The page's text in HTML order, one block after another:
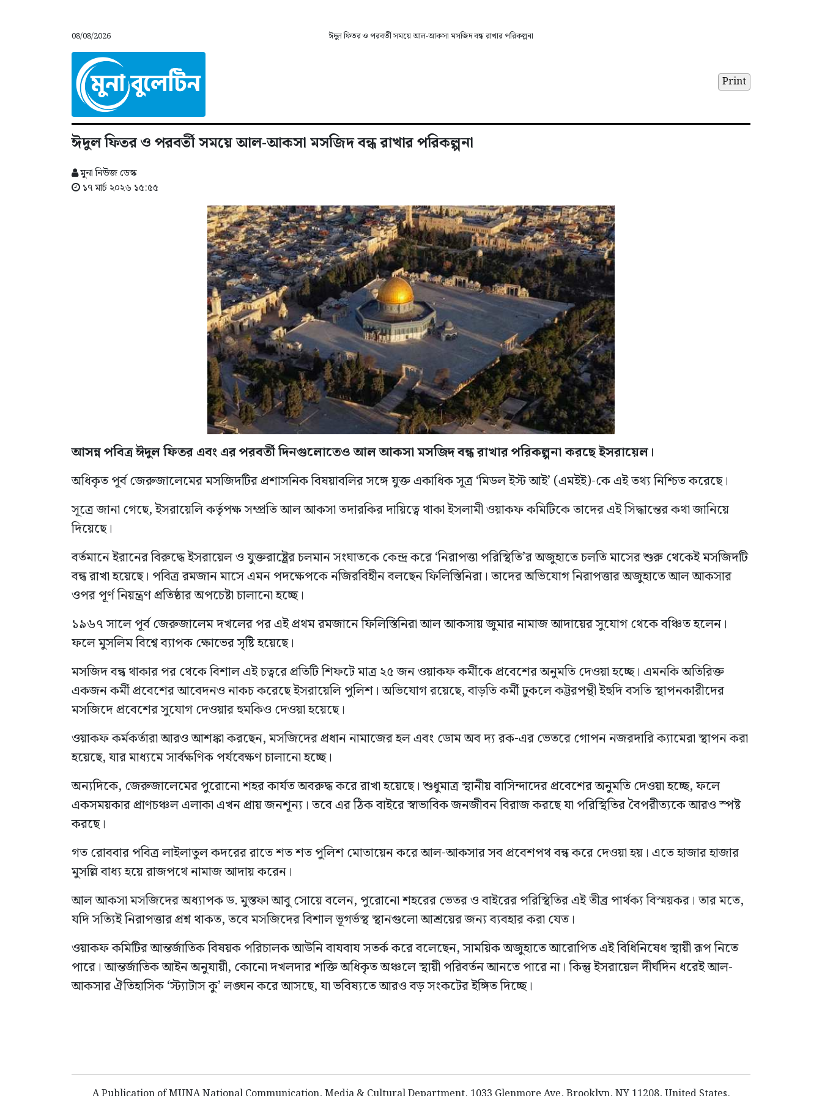
08/08/2026 ঈদুল ফিতর ও পরবর্তী সময়ে আল-আকসা মসজিদ বন্ধ রাখার পরিকল্পনা
Print
ঈদুল ফিতর ও পরবর্তী সময়ে আল-আকসা মসজিদ বন্ধ রাখার পরিকল্পনা
মুনা নিউজ ডেস্ক
১৭ মার্চ ২০২৬ ১৫:৫৫
আসন্ন পবিত্র ঈদুল ফিতর এবং এর পরবর্তী দিনগুলোতেও আল আকসা মসজিদ বন্ধ রাখার পরিকল্পনা করছে ইসরায়েল।
অধিকৃত পূর্ব জেরুজালেমের মসজিদটির প্রশাসনিক বিষয়াবলির সঙ্গে যুক্ত একাধিক সূত্র ‘মিডল ইস্ট আই’ (এমইই)-কে এই তথ্য নিশ্চিত করেছে।
সূত্রে জানা গেছে, ইসরায়েলি কর্তৃপক্ষ সম্প্রতি আল আকসা তদারকির দায়িত্বে থাকা ইসলামী ওয়াকফ কমিটিকে তাদের এই সিদ্ধান্তের কথা জানিয়ে
দিয়েছে।
বর্তমানে ইরানের বিরুদ্ধে ইসরায়েল ও যুক্তরাষ্ট্রের চলমান সংঘাতকে কেন্দ্র করে ‘নিরাপত্তা পরিস্থিতি’র অজুহাতে চলতি মাসের শুরু থেকেই মসজিদটি
বন্ধ রাখা হয়েছে। পবিত্র রমজান মাসে এমন পদক্ষেপকে নজিরবিহীন বলছেন ফিলিস্তিনিরা। তাদের অভিযোগ নিরাপত্তার অজুহাতে আল আকসার
ওপর পূর্ণ নিয়ন্ত্রণ প্রতিষ্ঠার অপচেষ্টা চালানো হচ্ছে।
১৯৬৭ সালে পূর্ব জেরুজালেম দখলের পর এই প্রথম রমজানে ফিলিস্তিনিরা আল আকসায় জুমার নামাজ আদায়ের সুযোগ থেকে বঞ্চিত হলেন।
ফলে মুসলিম বিশ্বে ব্যাপক ক্ষোভের সৃষ্টি হয়েছে।
মসজিদ বন্ধ থাকার পর থেকে বিশাল এই চত্বরে প্রতিটি শিফটে মাত্র ২৫ জন ওয়াকফ কর্মীকে প্রবেশের অনুমতি দেওয়া হচ্ছে। এমনকি অতিরিক্ত
একজন কর্মী প্রবেশের আবেদনও নাকচ করেছে ইসরায়েলি পুলিশ। অভিযোগ রয়েছে, বাড়তি কর্মী ঢুকলে কট্টরপন্থী ইহুদি বসতি স্থাপনকারীদের
মসজিদে প্রবেশের সুযোগ দেওয়ার হুমকিও দেওয়া হয়েছে।
ওয়াকফ কর্মকর্তারা আরও আশঙ্কা করছেন, মসজিদের প্রধান নামাজের হল এবং ডোম অব দ্য রক-এর ভেতরে গোপন নজরদারি ক্যামেরা স্থাপন করা
হয়েছে, যার মাধ্যমে সার্বক্ষণিক পর্যবেক্ষণ চালানো হচ্ছে।
অন্যদিকে, জেরুজালেমের পুরোনো শহর কার্যত অবরুদ্ধ করে রাখা হয়েছে। শুধুমাত্র স্থানীয় বাসিন্দাদের প্রবেশের অনুমতি দেওয়া হচ্ছে, ফলে
একসময়কার প্রাণচঞ্চল এলাকা এখন প্রায় জনশূন্য। তবে এর ঠিক বাইরে স্বাভাবিক জনজীবন বিরাজ করছে যা পরিস্থিতির বৈপরীত্যকে আরও স্পষ্ট
করছে।
গত রোববার পবিত্র লাইলাতুল কদরের রাতে শত শত পুলিশ মোতায়েন করে আল-আকসার সব প্রবেশপথ বন্ধ করে দেওয়া হয়। এতে হাজার হাজার
মুসল্লি বাধ্য হয়ে রাজপথে নামাজ আদায় করেন।
আল আকসা মসজিদের অধ্যাপক ড. মুস্তফা আবু সোয়ে বলেন, পুরোনো শহরের ভেতর ও বাইরের পরিস্থিতির এই তীব্র পার্থক্য বিস্ময়কর। তার মতে,
যদি সত্যিই নিরাপত্তার প্রশ্ন থাকত, তবে মসজিদের বিশাল ভূগর্ভস্থ স্থানগুলো আশ্রয়ের জন্য ব্যবহার করা যেত।
ওয়াকফ কমিটির আন্তর্জাতিক বিষয়ক পরিচালক আউনি বাযবায সতর্ক করে বলেছেন, সাময়িক অজুহাতে আরোপিত এই বিধিনিষেধ স্থায়ী রূপ নিতে
পারে। আন্তর্জাতিক আইন অনুযায়ী, কোনো দখলদার শক্তি অধিকৃত অঞ্চলে স্থায়ী পরিবর্তন আনতে পারে না। কিন্তু ইসরায়েল দীর্ঘদিন ধরেই আল-
আকসার ঐতিহাসিক ‘স্ট্যাটাস কু’ লঙ্ঘন করে আসছে, যা ভবিষ্যতে আরও বড় সংকটের ইঙ্গিত দিচ্ছে।